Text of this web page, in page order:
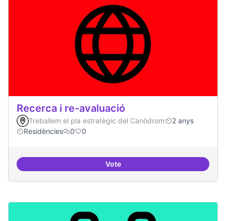
Recerca i re-avaluació
Treballem el pla estratègic del Canòdrom
2 anys
Residències
0 0
VoteRecerca i re-avaluació